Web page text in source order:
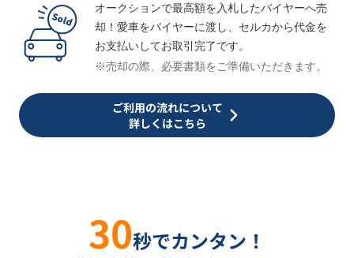
オークションで最高額を入札したバイヤーへ売
却！愛車をバイヤーに渡し、セルカから代金を
お支払いしてお取引完了です。
※売却の際、必要書類をご準備いただきます。
ご利用の流れについて
詳しくはこちら
30秒でカンタン！